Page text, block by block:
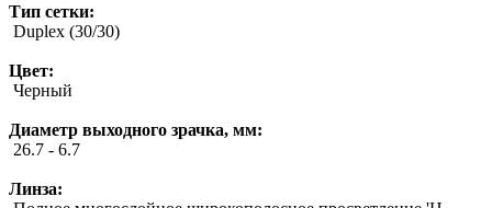
Тип сетки:
Duplex (30/30)
Цвет:
Черный
Диаметр выходного зрачка, мм:
26.7 - 6.7
Линза: